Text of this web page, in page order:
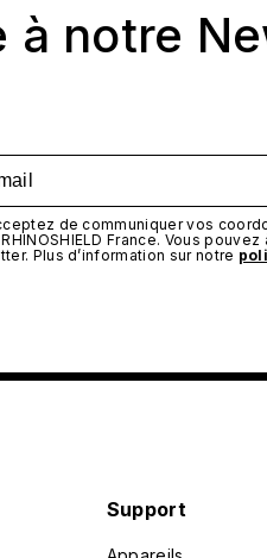
à notre
de communiquer vos
France. Vous
Plus d’information sur notre
Support